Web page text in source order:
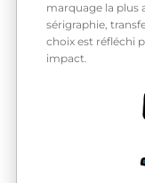
marquage la plus
sérigraphie,
choix est réfléchi
impact.